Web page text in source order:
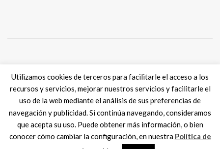
Digital Skills ES2017 SPAIN |Aviso legal|Política de Cookies
MadisonMk
Utilizamos cookies de terceros para facilitarle el acceso a los
recursos y servicios, mejorar nuestros servicios y facilitarle el
uso de la web mediante el análisis de sus preferencias de
navegación y publicidad. Si continúa navegando, consideramos
que acepta su uso. Puede obtener más información, o bien
conocer cómo cambiar la configuración, en nuestra Política de